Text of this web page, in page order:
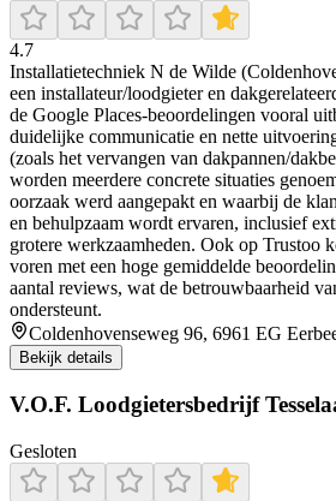
4.7
Installatietechniek N de Wilde
een installateur/loodgieter en
de Google Places-beoordelingen vooral
duidelijke communicatie en nette
(zoals het vervangen van dakpannen/
worden meerdere concrete situaties
oorzaak werd aangepakt en waarbij de
en behulpzaam wordt ervaren, inclusief
grotere werkzaamheden. Ook op Trustoo
voren met een hoge gemiddelde
aantal reviews, wat de betrouwbaarheid
ondersteunt.
Coldenhovenseweg 96, 6961 EG
Bekijk details
V.O.F. Loodgietersbedrijf
Gesloten